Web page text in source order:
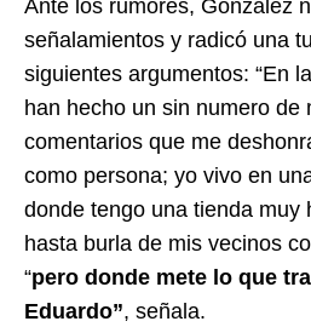
Ante los rumores, González
señalamientos y radicó una
siguientes argumentos: “En
han hecho un sin numero de
comentarios que me
como persona; yo vivo en
donde tengo una tienda muy
hasta burla de mis vecinos
“pero donde mete lo que
Eduardo”, señala.